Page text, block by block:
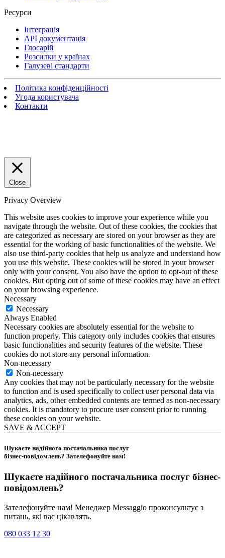
Ресурси
Інтеграція
API документація
Глосарій
Розсилки у країнах
Галузеві стандарти
Політика конфіденційності
Угода користувача
Контакти
Close
Privacy Overview
This website uses cookies to improve your experience while you
navigate through the website. Out of these cookies, the cookies that
are categorized as necessary are stored on your browser as they are
essential for the working of basic functionalities of the website. We
also use third-party cookies that help us analyze and understand how
you use this website. These cookies will be stored in your browser
only with your consent. You also have the option to opt-out of these
cookies. But opting out of some of these cookies may have an effect
on your browsing experience.
Necessary
Necessary
Always Enabled
Necessary cookies are absolutely essential for the website to
function properly. This category only includes cookies that ensures
basic functionalities and security features of the website. These
cookies do not store any personal information.
Non-necessary
Non-necessary
Any cookies that may not be particularly necessary for the website
to function and is used specifically to collect user personal data via
analytics, ads, other embedded contents are termed as non-necessary
cookies. It is mandatory to procure user consent prior to running
these cookies on your website.
SAVE & ACCEPT
Шукаєте надійного постачальника послуг
бізнес-повідомлень? Зателефонуйте нам!
Шукаєте надійного постачальника послуг бізнес-
повідомлень?
Зателефонуйте нам! Менеджер Messaggio проконсультує з
питань, які вас цікавлять.
080 033 12 30